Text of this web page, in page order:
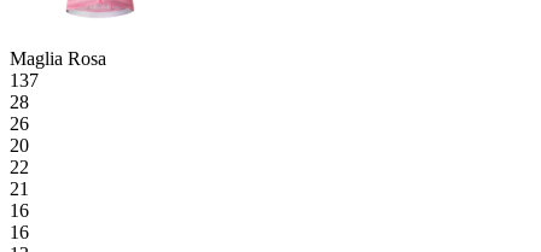
Maglia Rosa
137
28
26
20
22
21
16
16